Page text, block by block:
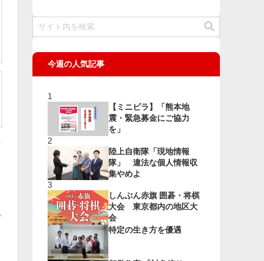
今週の人気記事
【ミニビラ】「熊本地
震・緊急募金にご協力
を」
陸上自衛隊「現地情報
隊」 違法な個人情報収
集やめよ
しんぶん赤旗 囲碁・将棋
大会 東京都内の地区大
会
特定の生き方を優遇